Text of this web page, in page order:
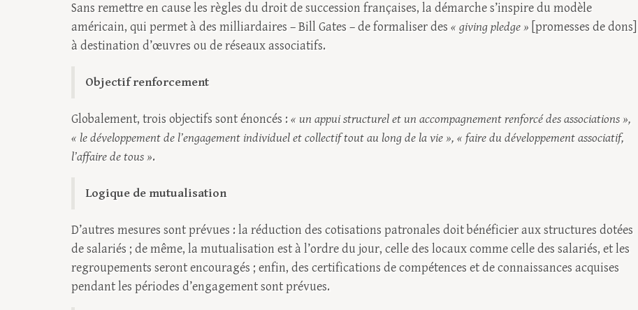
Sans remettre en cause les règles du droit de succession françaises, la démarche s’inspire du modèle
américain, qui permet à des milliardaires – Bill Gates – de formaliser des « giving pledge » [promesses de dons]
à destination d’œuvres ou de réseaux associatifs.
Objectif renforcement
Globalement, trois objectifs sont énoncés : « un appui structurel et un accompagnement renforcé des associations »,
« le développement de l’engagement individuel et collectif tout au long de la vie », « faire du développement associatif,
l’affaire de tous ».
Logique de mutualisation
D’autres mesures sont prévues : la réduction des cotisations patronales doit bénéficier aux structures dotées
de salariés ; de même, la mutualisation est à l’ordre du jour, celle des locaux comme celle des salariés, et les
regroupements seront encouragés ; enfin, des certifications de compétences et de connaissances acquises
pendant les périodes d’engagement sont prévues.